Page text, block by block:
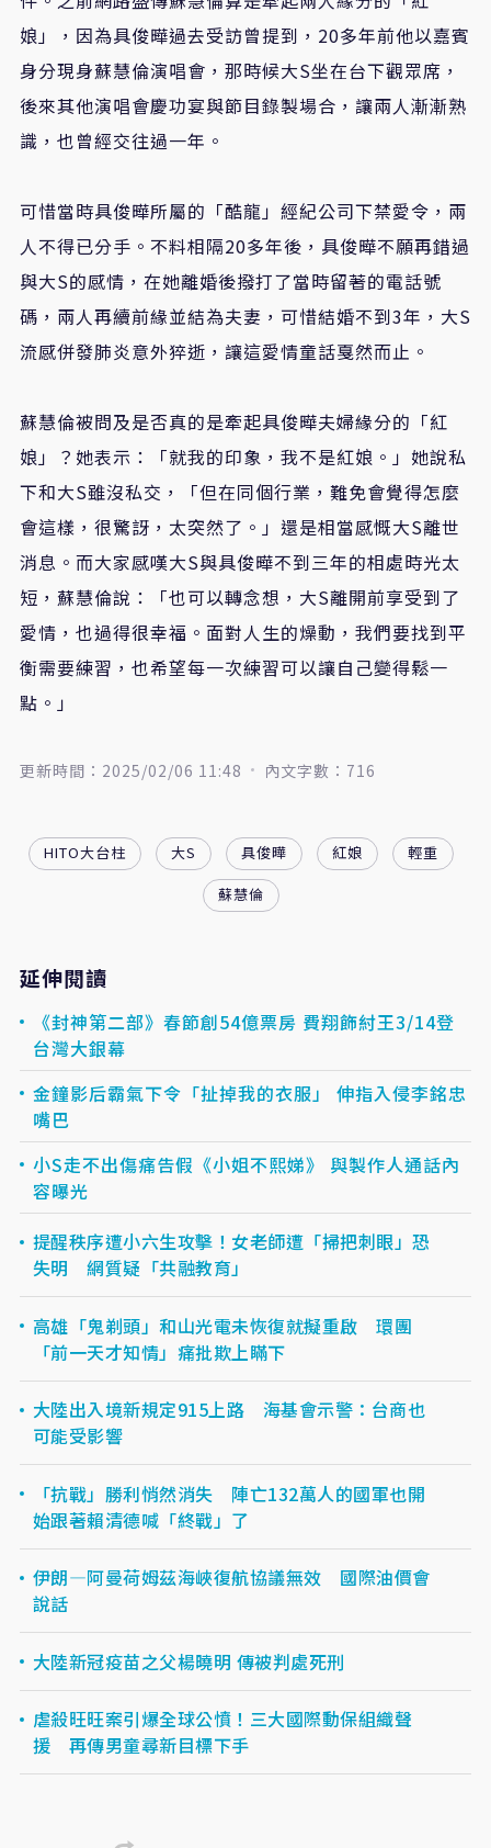
娘」，因為具俊曄過去受訪曾提到，20多年前他以嘉賓
身分現身蘇慧倫演唱會，那時候大S坐在台下觀眾席，
後來其他演唱會慶功宴與節目錄製場合，讓兩人漸漸熟
識，也曾經交往過一年。
可惜當時具俊曄所屬的「酷龍」經紀公司下禁愛令，兩
人不得已分手。不料相隔20多年後，具俊曄不願再錯過
與大S的感情，在她離婚後撥打了當時留著的電話號
碼，兩人再續前緣並結為夫妻，可惜結婚不到3年，大S
流感併發肺炎意外猝逝，讓這愛情童話戛然而止。
蘇慧倫被問及是否真的是牽起具俊曄夫婦緣分的「紅
娘」？她表示：「就我的印象，我不是紅娘。」她說私
下和大S雖沒私交，「但在同個行業，難免會覺得怎麼
會這樣，很驚訝，太突然了。」還是相當感慨大S離世
消息。而大家感嘆大S與具俊曄不到三年的相處時光太
短，蘇慧倫說：「也可以轉念想，大S離開前享受到了
愛情，也過得很幸福。面對人生的燥動，我們要找到平
衡需要練習，也希望每一次練習可以讓自己變得鬆一
點。」
更新時間：2025/02/06 11:48 內文字數：716
HITO大台柱 大S 具俊曄 紅娘
輕重
蘇慧倫
延伸閱讀
《封神第二部》春節創54億票房 費翔飾紂王3/14登
台灣大銀幕
金鐘影后霸氣下令「扯掉我的衣服」 伸指入侵李銘忠
嘴巴
小S走不出傷痛告假《小姐不熙娣》 與製作人通話內
容曝光
提醒秩序遭小六生攻擊！女老師遭「掃把刺眼」恐
失明 網質疑「共融教育」
高雄「鬼剃頭」和山光電未恢復就擬重啟 環團
「前一天才知情」痛批欺上瞞下
大陸出入境新規定915上路 海基會示警：台商也
可能受影響
「抗戰」勝利悄然消失 陣亡132萬人的國軍也開
始跟著賴清德喊「終戰」了
伊朗—阿曼荷姆茲海峽復航協議無效 國際油價會
說話
大陸新冠疫苗之父楊曉明 傳被判處死刑
虐殺旺旺案引爆全球公憤！三大國際動保組織聲
援 再傳男童尋新目標下手